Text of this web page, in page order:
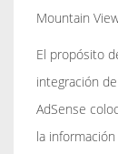
Mountain
El propósito
integración
AdSense
la